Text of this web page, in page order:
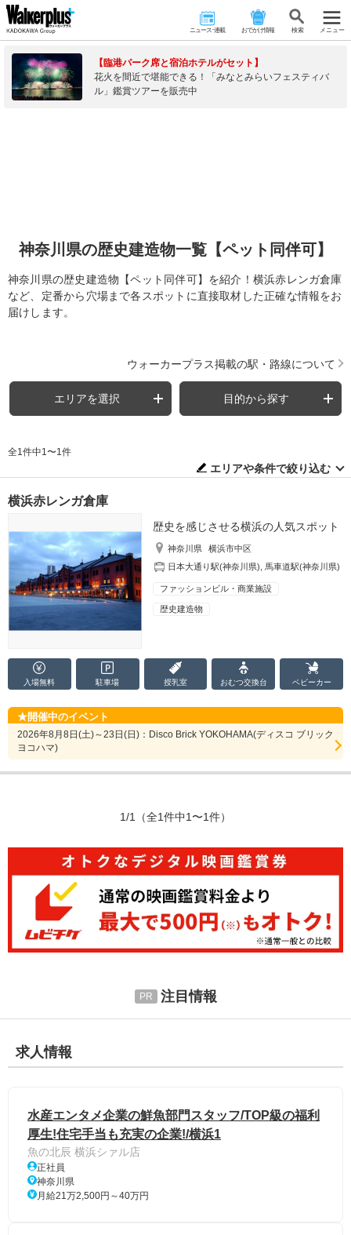
ニュース･連載 おでかけ情報 検 索 メニュー
【臨港パーク席と宿泊ホテルがセット】
花火を間近で堪能できる！「みなとみらいフェスティバ
ル」鑑賞ツアーを販売中
神奈川県の歴史建造物一覧【ペット同伴可】
神奈川県の歴史建造物【ペット同伴可】を紹介！横浜赤レンガ倉庫
など、定番から穴場まで各スポットに直接取材した正確な情報をお
届けします。
ウォーカープラス掲載の駅・路線について
エリアを選択 目的から探す
全1件中1〜1件
エリアや条件で絞り込む
横浜赤レンガ倉庫
歴史を感じさせる横浜の人気スポット
神奈川県
横浜市中区
日本大通り駅(神奈川県)
馬車道駅(神奈川県)
ファッションビル・商業施設
歴史建造物
入場無料 駐車場 授乳室 おむつ交換台 ベビーカー
開催中のイベント
2026年8月8日(土)～23日(日)：Disco Brick YOKOHAMA(ディスコ ブリック
ヨコハマ)
1/1 （全1件中1〜1件）
注目情報
求人情報
水産エンタメ企業の鮮魚部門スタッフ/TOP級の福利
厚生!住宅手当も充実の企業!/横浜1
魚の北辰 横浜シァル店
正社員
神奈川県
月給21万2,500円～40万円